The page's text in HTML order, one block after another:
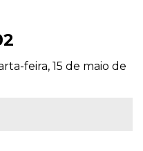
feira, 15 de maio de